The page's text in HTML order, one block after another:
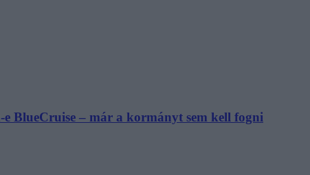
BlueCruise – már a kormányt sem kell fogni